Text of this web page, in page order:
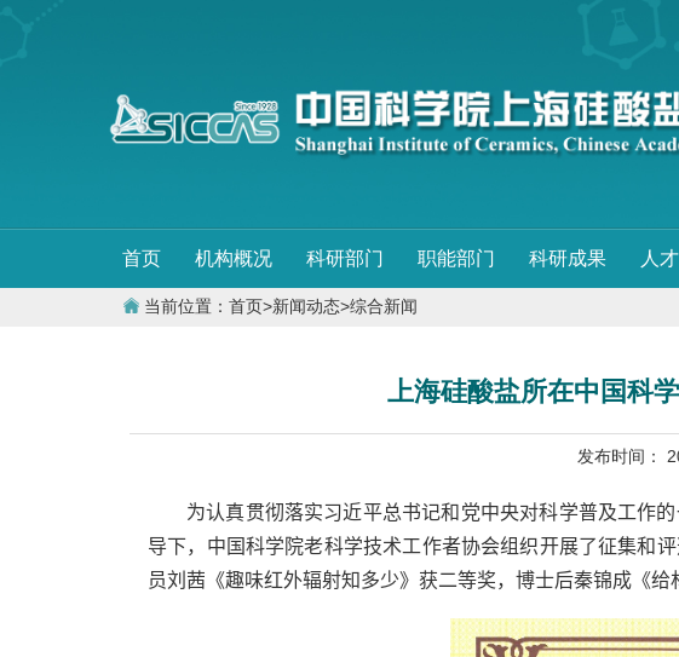
首页 机构概况 科研部门 职能部门 科研成果 人
当前位置： 首页>新闻动态>综合新闻
上海硅酸盐所在中国科
发布时间：
为认真贯彻落实习近平总书记和党中央对科学普及工作
导下，中国科学院老科学技术工作者协会组织开展了征集和
员刘茜《趣味红外辐射知多少》获二等奖，博士后秦锦成《